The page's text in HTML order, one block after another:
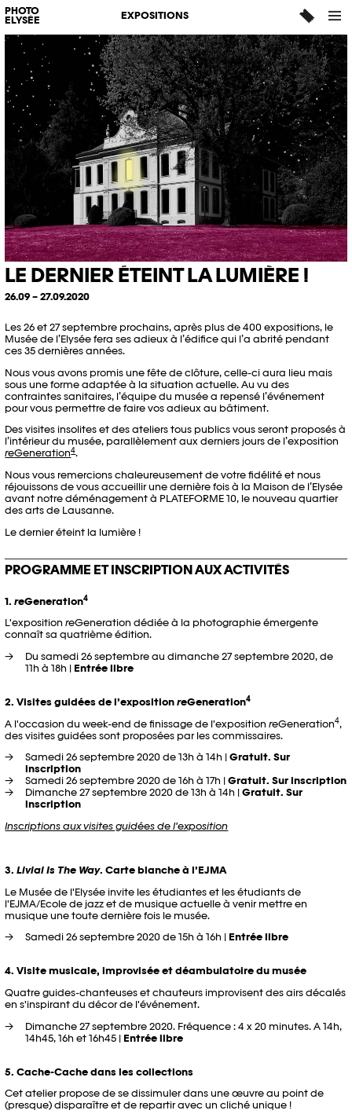
PHOTO
ELYSÉE
EXPOSITIONS
LE DERNIER ÉTEINT LA LUMIÈRE !
26.09 – 27.09.2020
Les 26 et 27 septembre prochains, après plus de 400 expositions, le
Musée de l’Elysée fera ses adieux à l’édifice qui l’a abrité pendant
ces 35 dernières années.
Nous vous avons promis une fête de clôture, celle-ci aura lieu mais
sous une forme adaptée à la situation actuelle. Au vu des
contraintes sanitaires, l’équipe du musée a repensé l’événement
pour vous permettre de faire vos adieux au bâtiment.
Des visites insolites et des ateliers tous publics vous seront proposés à
l’intérieur du musée, parallèlement aux derniers jours de l’exposition
reGeneration4.
Nous vous remercions chaleureusement de votre fidélité et nous
réjouissons de vous accueillir une dernière fois à la Maison de l’Elysée
avant notre déménagement à PLATEFORME 10, le nouveau quartier
des arts de Lausanne.
Le dernier éteint la lumière !
PROGRAMME ET INSCRIPTION AUX ACTIVITÉS
1.reGeneration4
L'expositionreGeneration dédiée à la photographie émergente
connaît sa quatrième édition.
Du samedi 26 septembre au dimanche 27 septembre 2020, de
11h à 18h | Entrée libre
2. Visites guidées de l’expositionreGeneration4
A l'occasion du week-end de finissage de l'expositionreGeneration4,
des visites guidées sont proposées par les commissaires.
Samedi 26 septembre 2020 de 13h à 14h | Gratuit. Sur
inscription
Samedi 26 septembre 2020 de 16h à 17h | Gratuit. Sur inscription
Dimanche 27 septembre 2020 de 13h à 14h | Gratuit. Sur
inscription
Inscriptions aux visites guidées de l'exposition
3.Livial Is The Way. Carte blanche à l’EJMA
Le Musée de l'Elysée invite les étudiantes et les étudiants de
l'EJMA/Ecole de jazz et de musique actuelle à venir mettre en
musique une toute dernière fois le musée.
Samedi 26 septembre 2020 de 15h à 16h | Entrée libre
4. Visite musicale, improvisée et déambulatoire du musée
Quatre guides-chanteuses et chauteurs improvisent des airs décalés
en s'inspirant du décor de l'événement.
Dimanche 27 septembre 2020. Fréquence : 4 x 20 minutes. A 14h,
14h45, 16h et 16h45 | Entrée libre
5. Cache-Cache dans les collections
Cet atelier propose de se dissimuler dans une œuvre au point de
(presque) disparaître et de repartir avec un cliché unique !